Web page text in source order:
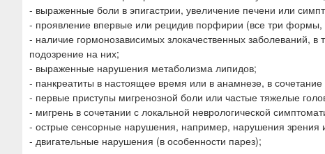
- выраженные боли в эпигастрии, увеличение печени или
- проявление впервые или рецидив порфирии (все три
- наличие гормонозависимых злокачественных заболеваний,
подозрение на них;
- выраженные нарушения метаболизма липидов;
- панкреатиты в настоящее время или в анамнезе, в
- первые приступы мигренозной боли или частые тяжелые
- мигрень в сочетании с локальной неврологической
- острые сенсорные нарушения, например, нарушения зрения
- двигательные нарушения (в особенности парез);